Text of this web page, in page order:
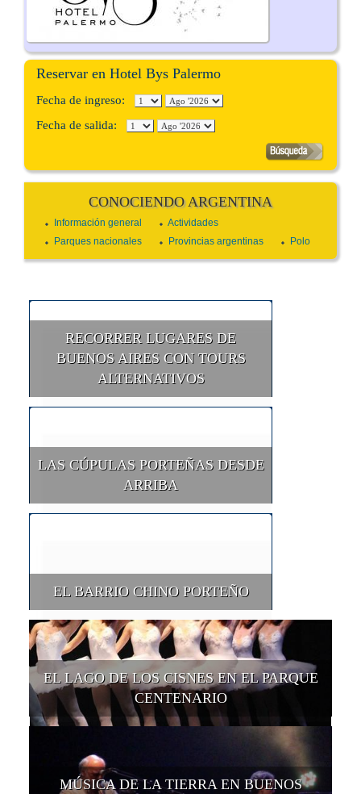
Reservar en Hotel Bys Palermo
Fecha de ingreso:
Fecha de salida:
CONOCIENDO ARGENTINA
Información general
Actividades
Parques nacionales
Provincias argentinas Polo
RECORRER LUGARES DE
BUENOS AIRES CON TOURS
ALTERNATIVOS
LAS CÚPULAS PORTEÑAS DESDE
ARRIBA
EL BARRIO CHINO PORTEÑO
EL LAGO DE LOS CISNES EN EL PARQUE
CENTENARIO
MÚSICA DE LA TIERRA EN BUENOS